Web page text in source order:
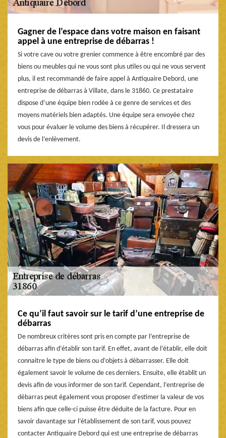
Gagner de l’espace dans votre maison en faisant
appel à une entreprise de débarras !
Si votre cave ou votre grenier commence à être encombré par des
biens ou meubles qui ne vous sont plus utiles ou qui ne vous servent
plus, il est recommandé de faire appel à Antiquaire Debord, une
entreprise de débarras à Villate, dans le 31860. Ce prestataire
dispose d’une équipe bien rodée à ce genre de services et des
moyens matériels bien adaptés. Une équipe sera envoyée chez
vous pour évaluer le volume des biens à récupérer. Il dressera un
devis de l’enlèvement.
Ce qu’il faut savoir sur le tarif d’une entreprise de
débarras
De nombreux critères sont pris en compte par l’entreprise de
débarras afin d’établir son tarif. En effet, avant de l’établir, elle doit
connaitre le type de biens ou d’objets à débarrasser. Elle doit
également savoir le volume de ces derniers. Ensuite, elle établit un
devis afin de vous informer de son tarif. Cependant, l’entreprise de
débarras peut également vous proposer d’estimer la valeur de vos
biens afin que celle-ci puisse être déduite de la facture. Pour en
savoir davantage sur l’établissement de son tarif, vous pouvez
contacter Antiquaire Debord qui est une entreprise de débarras